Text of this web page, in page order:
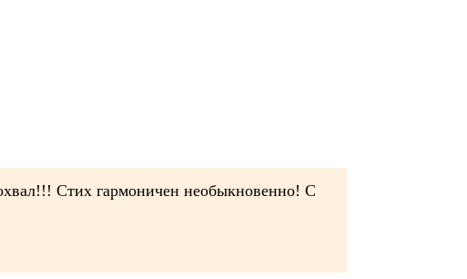
Стих гармоничен необыкновенно! С